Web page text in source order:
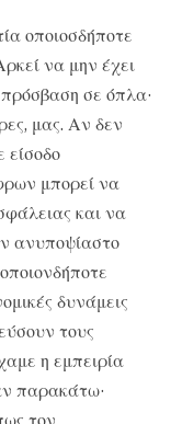
οποιοσδήποτε
να μην έχει
σε όπλα·
μας. Αν δεν
μπορεί να
και να
ανυποψίαστο
δυνάμεις
τους
η εμπειρία
παρακάτω·
τον